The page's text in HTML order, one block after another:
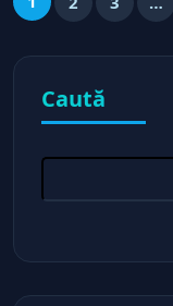
Caută